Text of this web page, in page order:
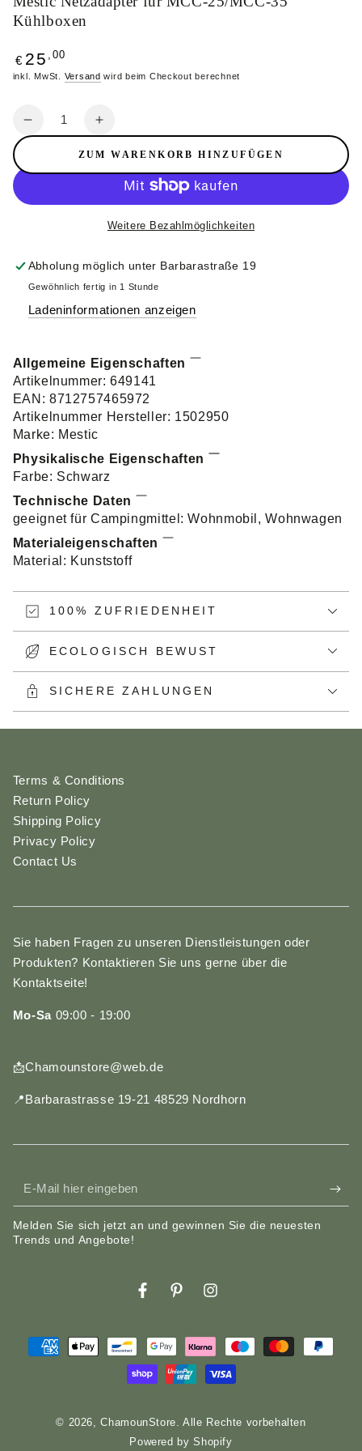
Kühlboxen
Regulärer
Preis
€ 25 ,00
inkl. MwSt. Versand wird beim Checkout berechnet
Verringere
25/MCC-
35
Kühlboxen
Erhöhe
Menge
für
25/MCC-
35
Kühlboxen
ZUM WARENKORB HINZUFÜGEN
Weitere Bezahlmöglichkeiten
Abholung möglich unter Barbarastraße 19
Gewöhnlich fertig in 1 Stunde
Ladeninformationen anzeigen
Allgemeine Eigenschaften
Artikelnummer: 649141
EAN: 8712757465972
Artikelnummer Hersteller: 1502950
Marke: Mestic
Physikalische Eigenschaften
Farbe: Schwarz
Technische Daten
geeignet für Campingmittel: Wohnmobil, Wohnwagen
Materialeigenschaften
Material: Kunststoff
100% ZUFRIEDENHEIT
ECOLOGISCH BEWUST
SICHERE ZAHLUNGEN
Terms & Conditions
Return Policy
Shipping Policy
Privacy Policy
Contact Us
Sie haben Fragen zu unseren Dienstleistungen oder
Produkten? Kontaktieren Sie uns gerne über die
Kontaktseite!
Mo-Sa09:00 - 19:00
📩Chamounstore@web.de
📍Barbarastrasse 19-21 48529 Nordhorn
E-
Mail
hier
Melden Sie sich jetzt an und gewinnen Sie die neuesten
Trends und Angebote!
FacebookPinterestInstagram
© 2026,ChamounStore. Alle Rechte vorbehalten
Powered by Shopify
Zahlungsmöglichkeiten